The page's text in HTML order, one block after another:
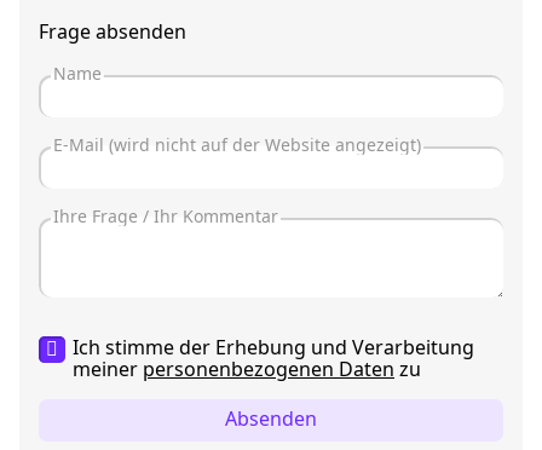
Frage absenden
Ich stimme der Erhebung und Verarbeitung
meiner personenbezogenen Daten zu
Absenden